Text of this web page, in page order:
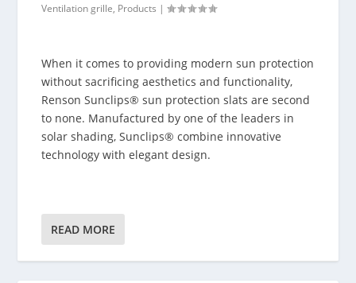
Ventilation grille, Products |
When it comes to providing modern sun protection
without sacrificing aesthetics and functionality,
Renson Sunclips® sun protection slats are second
to none. Manufactured by one of the leaders in
solar shading, Sunclips® combine innovative
technology with elegant design.
READ MORE